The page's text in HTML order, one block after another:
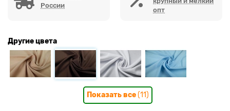
России
опт
Другие цвета
Показать все(11)